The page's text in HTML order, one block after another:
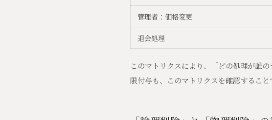
管理者：価格変更
退会処理
このマトリクスにより、「どの処理が誰
限付与も、このマトリクスを確認すること